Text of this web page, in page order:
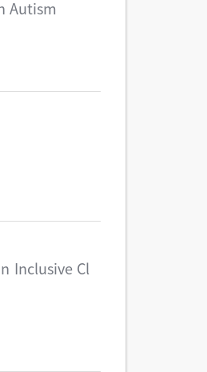
Autism
Inclusive Cl